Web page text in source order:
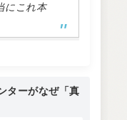
にこれ本
ターがなぜ「真